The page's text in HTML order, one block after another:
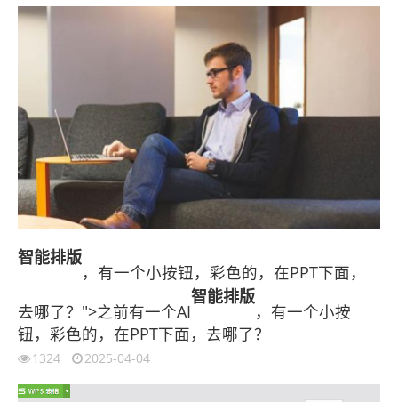
智能排版
，有一个小按钮，彩色的，在PPT下面，
去哪了？">之前有一个AI
智能排版
，有一个小按
钮，彩色的，在PPT下面，去哪了？
1324 2025-04-04